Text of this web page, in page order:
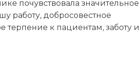
почувствовала значительное
работу, добросовестное
терпение к пациентам, заботу и